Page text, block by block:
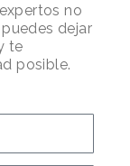
no
dejar
te
posible.